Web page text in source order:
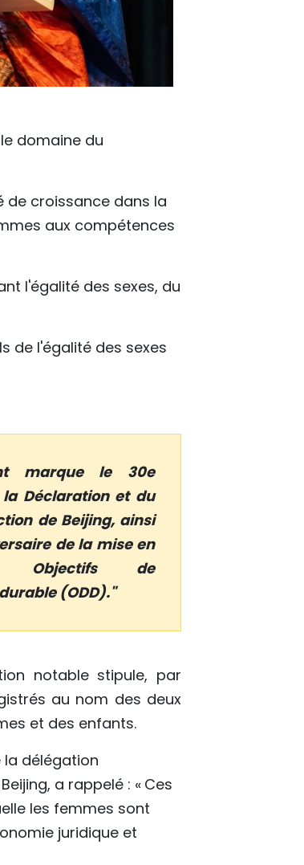
domaine du
croissance dans la
aux compétences
l'égalité des sexes, du
de l'égalité des sexes
marque le 30e
Déclaration et du
de Beijing, ainsi
de la mise en
Objectifs de
(ODD)."
notable stipule, par
au nom des deux
et des enfants.
la délégation
a rappelé : « Ces
les femmes sont
juridique et